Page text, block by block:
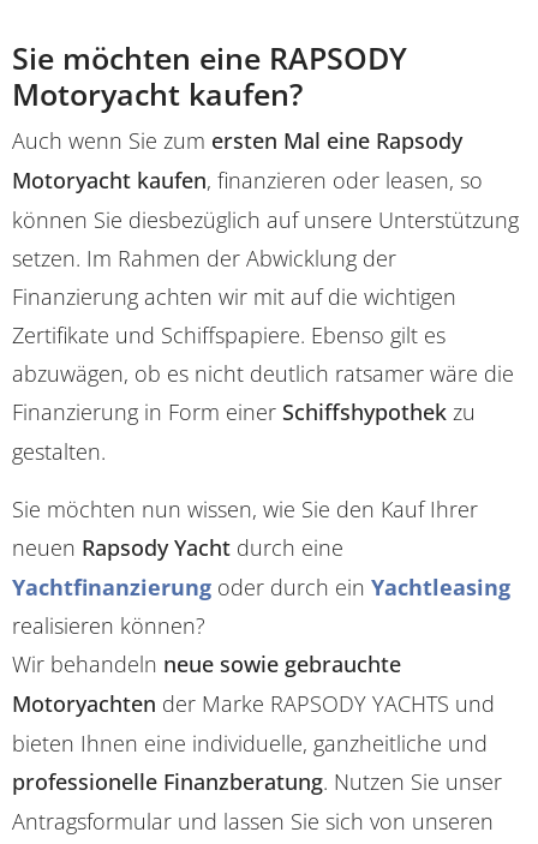
Sie möchten eine RAPSODY
Motoryacht kaufen?
Auch wenn Sie zum ersten Mal eine Rapsody
Motoryacht kaufen, finanzieren oder leasen, so
können Sie diesbezüglich auf unsere Unterstützung
setzen. Im Rahmen der Abwicklung der
Finanzierung achten wir mit auf die wichtigen
Zertifikate und Schiffspapiere. Ebenso gilt es
abzuwägen, ob es nicht deutlich ratsamer wäre die
Finanzierung in Form einer Schiffshypothek zu
gestalten.
Sie möchten nun wissen, wie Sie den Kauf Ihrer
neuen Rapsody Yacht durch eine
Yachtfinanzierung oder durch ein Yachtleasing
realisieren können?
Wir behandeln neue sowie gebrauchte
Motoryachten der Marke RAPSODY YACHTS und
bieten Ihnen eine individuelle, ganzheitliche und
professionelle Finanzberatung. Nutzen Sie unser
Antragsformular und lassen Sie sich von unseren